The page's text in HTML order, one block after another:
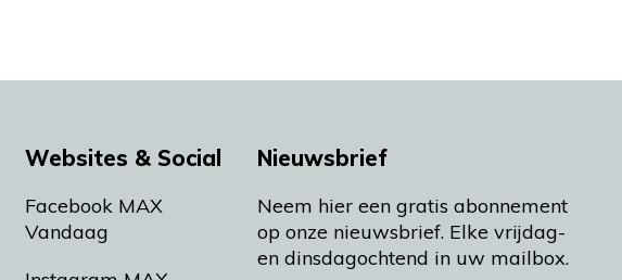
Websites & Social
Facebook MAX
Vandaag
Nieuwsbrief
Neem hier een gratis abonnement
op onze nieuwsbrief. Elke vrijdag-
en dinsdagochtend in uw mailbox.